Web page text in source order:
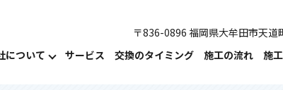
について サービス 交換のタイミング 施工の流れ 施
〒836-0896 福岡県大牟田市天道